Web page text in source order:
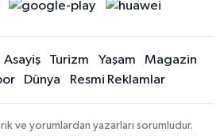
Asayiş Turizm Yaşam
Magazin
Dünya Resmi Reklamlar
ve yorumlardan yazarları sorumludur.